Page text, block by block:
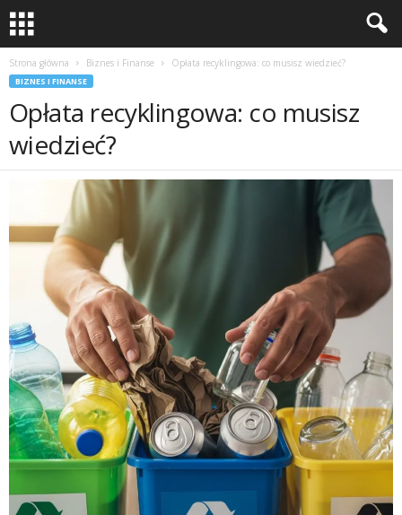
Strona główna Biznes i Finanse Opłata recyklingowa: co musisz wiedzieć?
BIZNES I FINANSE
Opłata recyklingowa: co musisz
wiedzieć?